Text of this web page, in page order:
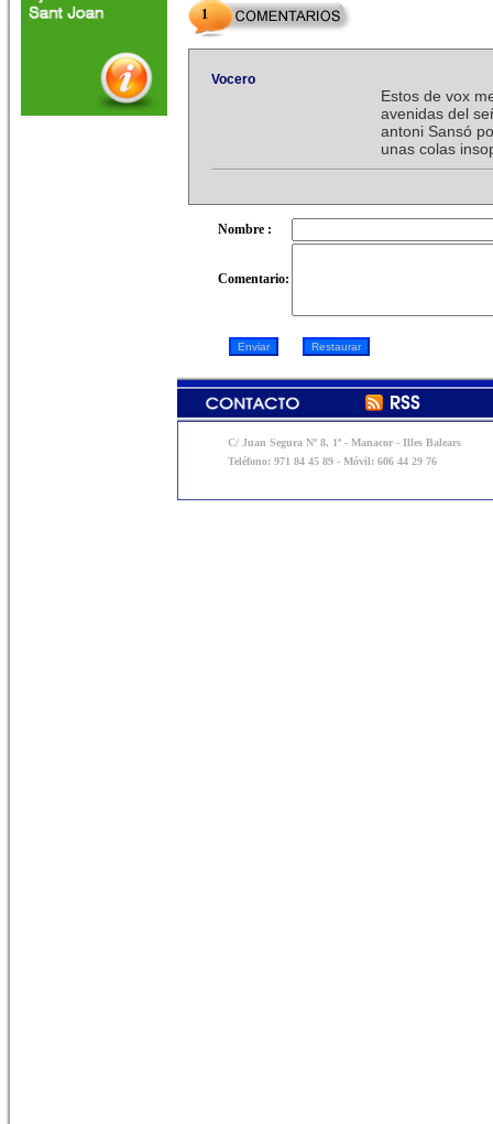
1
Vocero
Estos de vox
avenidas del
antoni Sansó
unas colas
Nombre :
Comentario:
C/ Juan Segura Nº 8, 1º - Manacor - Illes Balears
Teléfono: 971 84 45 89 - Móvil: 606 44 29 76